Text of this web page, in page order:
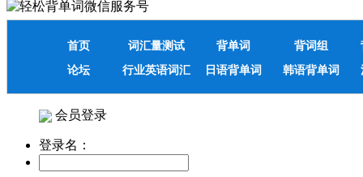
首页 词汇量测试 背单词 背词组
论坛
行业英语词汇 日语背单词 韩语背单词
会员登录
登录名：